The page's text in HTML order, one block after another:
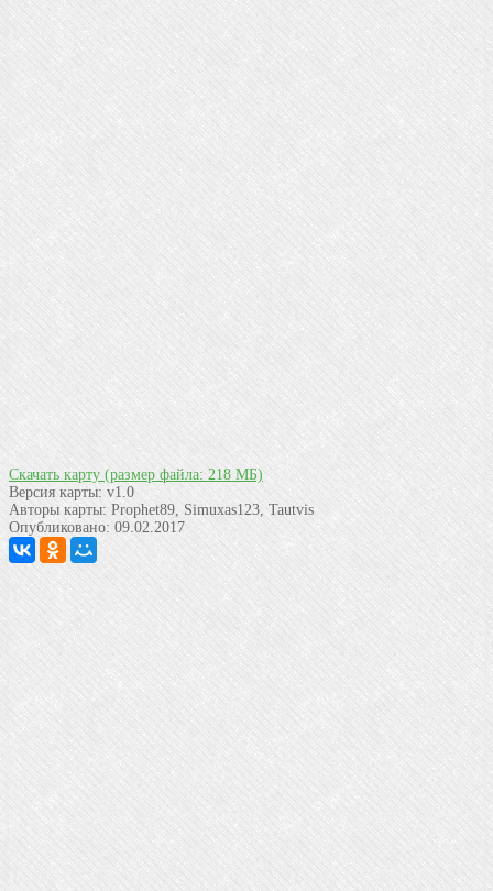
Скачать карту (размер файла: 218 МБ)
Версия карты: v1.0
Авторы карты: Prophet89, Simuxas123, Tautvis
Опубликовано: 09.02.2017